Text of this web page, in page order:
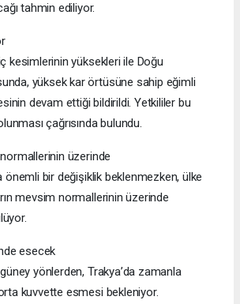
tahmin ediliyor.
kesimlerinin yüksekleri ile Doğu
yüksek kar örtüsüne sahip eğimli
devam ettiği bildirildi. Yetkililer bu
çağrısında bulundu.
üzerinde
önemli bir değişiklik beklenmezken, ülke
mevsim normallerinin üzerinde
esecek
yönlerden, Trakya’da zamanla
kuvvette esmesi bekleniyor.